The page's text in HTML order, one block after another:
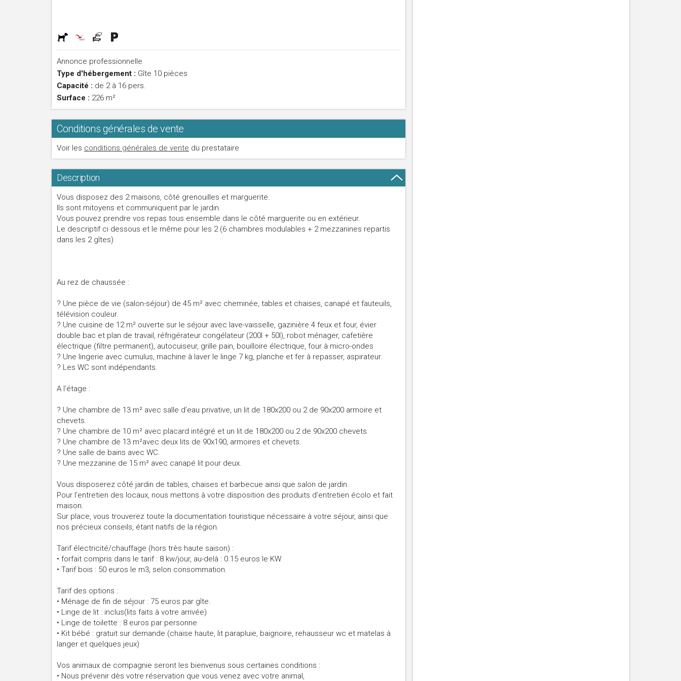
Annonce professionnelle
Type d'hébergement : Gîte 10 pièces
Capacité : de 2 à 16 pers.
Surface : 226 m²
Conditions générales de vente
Voir les conditions générales de vente du prestataire
Description
Vous disposez des 2 maisons, côté grenouilles et marguerite.
Ils sont mitoyens et communiquent par le jardin.
Vous pouvez prendre vos repas tous ensemble dans le côté marguerite ou en extérieur.
Le descriptif ci dessous et le même pour les 2 (6 chambres modulables + 2 mezzanines repartis
dans les 2 gîtes)
Au rez de chaussée :
? Une pièce de vie (salon-séjour) de 45 m² avec cheminée, tables et chaises, canapé et fauteuils,
télévision couleur.
? Une cuisine de 12 m² ouverte sur le séjour avec lave-vaisselle, gazinière 4 feux et four, évier
double bac et plan de travail, réfrigérateur congélateur (200l + 50l), robot ménager, cafetière
électrique (filtre permanent), autocuiseur, grille pain, bouilloire électrique, four à micro-ondes
? Une lingerie avec cumulus, machine à laver le linge 7 kg, planche et fer à repasser, aspirateur.
? Les WC sont indépendants.
A l’étage :
? Une chambre de 13 m² avec salle d’eau privative, un lit de 180x200 ou 2 de 90x200 armoire et
chevets.
? Une chambre de 10 m² avec placard intégré et un lit de 180x200 ou 2 de 90x200 chevets.
? Une chambre de 13 m²avec deux lits de 90x190, armoires et chevets.
? Une salle de bains avec WC.
? Une mezzanine de 15 m² avec canapé lit pour deux.
Vous disposerez côté jardin de tables, chaises et barbecue ainsi que salon de jardin.
Pour l’entretien des locaux, nous mettons à votre disposition des produits d’entretien écolo et fait
maison.
Sur place, vous trouverez toute la documentation touristique nécessaire à votre séjour, ainsi que
nos précieux conseils, étant natifs de la région.
Tarif électricité/chauffage (hors très haute saison) :
• forfait compris dans le tarif : 8 kw/jour, au-delà : 0.15 euros le KW
• Tarif bois : 50 euros le m3, selon consommation.
Tarif des options :
• Ménage de fin de séjour : 75 euros par gîte.
• Linge de lit : inclus(lits faits à votre arrivée)
• Linge de toilette : 8 euros par personne
• Kit bébé : gratuit sur demande (chaise haute, lit parapluie, baignoire, rehausseur wc et matelas à
langer et quelques jeux)
Vos animaux de compagnie seront les bienvenus sous certaines conditions :
• Nous prévenir dès votre réservation que vous venez avec votre animal,